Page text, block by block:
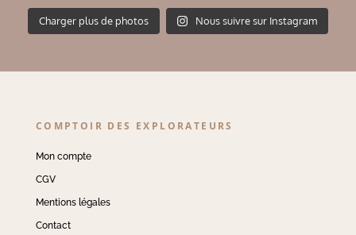
Charger plus de photos Nous suivre sur Instagram
COMPTOIR DES EXPLORATEURS
Mon compte
CGV
Mentions légales
Contact